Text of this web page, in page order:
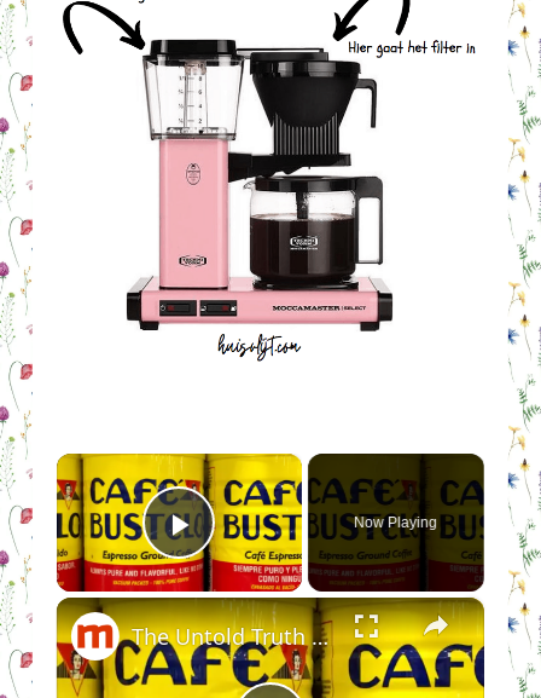
×
Play Video
Now Playing
×
The Untold Truth Of Café Bustelo